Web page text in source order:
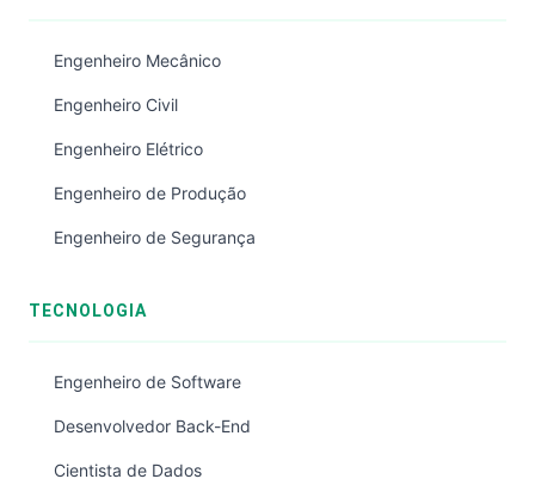
Engenheiro Mecânico
Engenheiro Civil
Engenheiro Elétrico
Engenheiro de Produção
Engenheiro de Segurança
TECNOLOGIA
Engenheiro de Software
Desenvolvedor Back-End
Cientista de Dados